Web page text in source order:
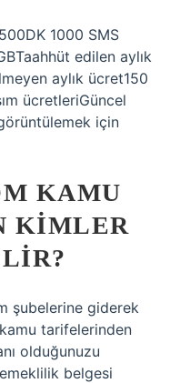
1000 SMS
edilen aylık
aylık ücret150
ücretleriGüncel
için
KAMU
KIMLER
şubelerine giderek
tarifelerinden
olduğunuzu
belgesi